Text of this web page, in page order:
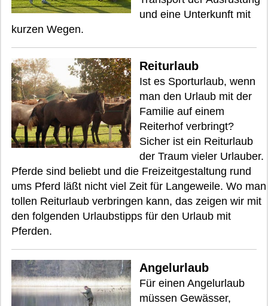
und eine Unterkunft mit
kurzen Wegen.
Reiturlaub
Ist es Sporturlaub, wenn
man den Urlaub mit der
Familie auf einem
Reiterhof verbringt?
Sicher ist ein Reiturlaub
der Traum vieler Urlauber.
Pferde sind beliebt und die Freizeitgestaltung rund
ums Pferd läßt nicht viel Zeit für Langeweile. Wo man
tollen Reiturlaub verbringen kann, das zeigen wir mit
den folgenden Urlaubstipps für den Urlaub mit
Pferden.
Angelurlaub
Für einen Angelurlaub
müssen Gewässer,